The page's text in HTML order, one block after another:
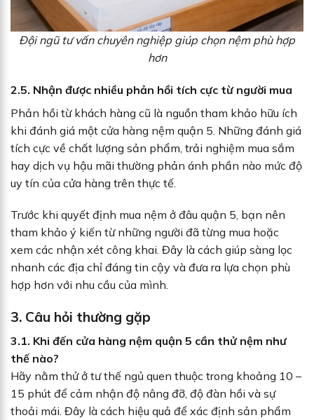
Đội ngũ tư vấn chuyên nghiệp giúp chọn nệm phù hợp
hơn
2.5. Nhận được nhiều phản hồi tích cực từ người mua
Phản hồi từ khách hàng cũ là nguồn tham khảo hữu ích
khi đánh giá một cửa hàng nệm quận 5. Những đánh giá
tích cực về chất lượng sản phẩm, trải nghiệm mua sắm
hay dịch vụ hậu mãi thường phản ánh phần nào mức độ
uy tín của cửa hàng trên thực tế.
Trước khi quyết định mua nệm ở đâu quận 5, bạn nên
tham khảo ý kiến từ những người đã từng mua hoặc
xem các nhận xét công khai. Đây là cách giúp sàng lọc
nhanh các địa chỉ đáng tin cậy và đưa ra lựa chọn phù
hợp hơn với nhu cầu của mình.
3. Câu hỏi thường gặp
3.1. Khi đến cửa hàng nệm quận 5 cần thử nệm như
thế nào?
Hãy nằm thử ở tư thế ngủ quen thuộc trong khoảng 10 –
15 phút để cảm nhận độ nâng đỡ, độ đàn hồi và sự
thoải mái. Đây là cách hiệu quả để xác định sản phẩm